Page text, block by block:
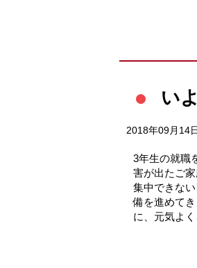
い
2018年09月14
3年生の就職
害が出たご
集中できな
備を進めて
に、元気よ